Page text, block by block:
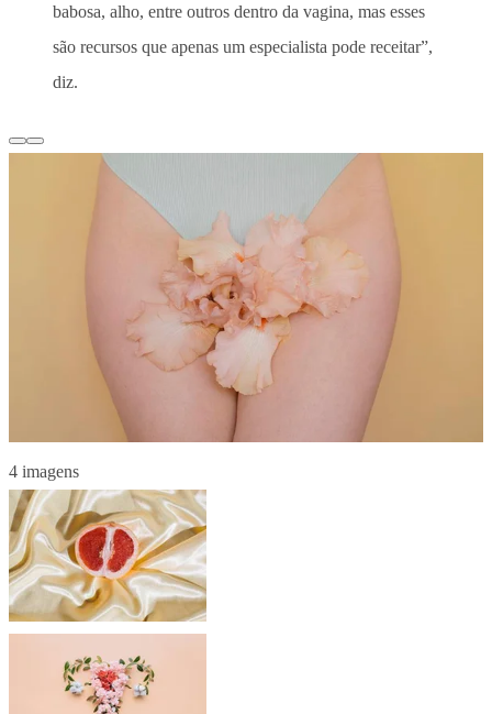
babosa, alho, entre outros dentro da vagina, mas esses
são recursos que apenas um especialista pode receitar”,
diz.
4 imagens